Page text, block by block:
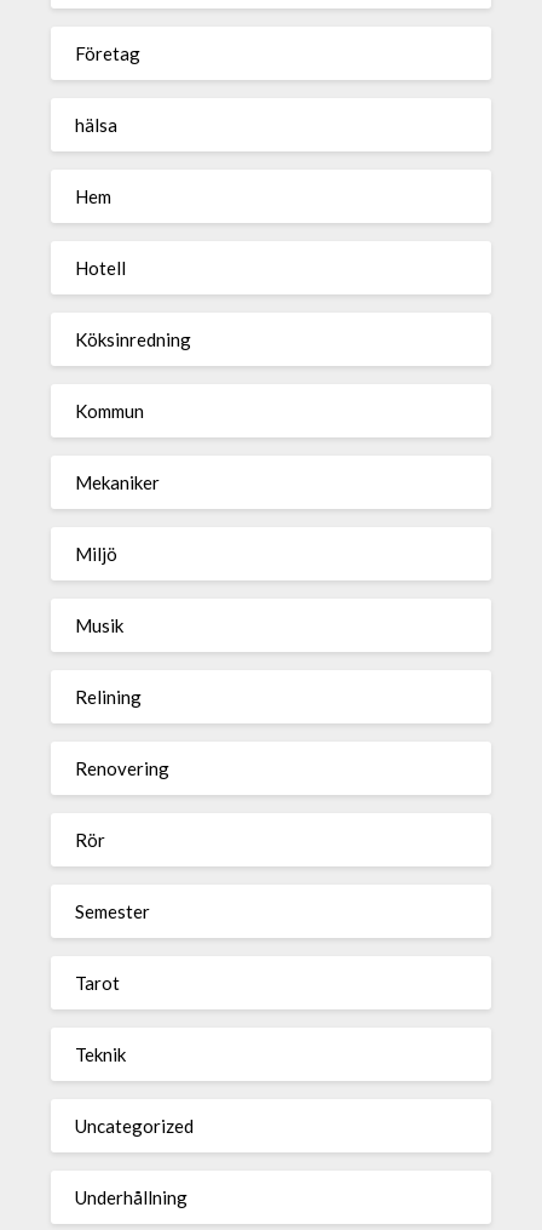
Företag
hälsa
Hem
Hotell
Köksinredning
Kommun
Mekaniker
Miljö
Musik
Relining
Renovering
Rör
Semester
Tarot
Teknik
Uncategorized
Underhållning